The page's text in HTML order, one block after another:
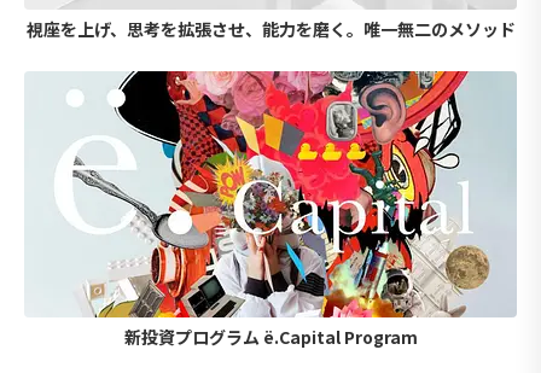
視座を上げ、思考を拡張させ、能力を磨く。唯一無二のメソッド
新投資プログラム ë.Capital Program